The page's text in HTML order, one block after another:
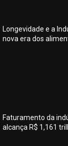
Longevidade e a
nova era dos
Faturamento da
alcança R$ 1,161